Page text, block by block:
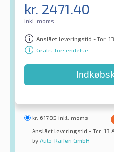
kr. 2471.40
inkl. moms
Anslået leveringstid - Tor. 13
Gratis forsendelse
kr. 617.85 inkl. moms
Anslået leveringstid - Tor. 13
by Auto-Raifen GmbH